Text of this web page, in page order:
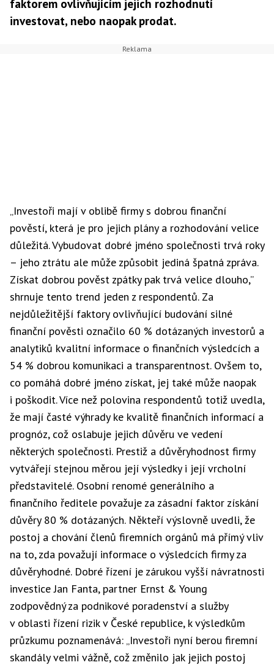
faktorem ovlivňujícím jejich rozhodnutí
investovat, nebo naopak prodat.
„Investoři mají v oblibě firmys dobrou finanční
pověstí, která je pro jejich plány a rozhodování velice
důležitá. Vybudovat dobré jméno společnosti trvá roky
– jeho ztrátu ale může způsobit jediná špatná zpráva.
Získat dobrou pověst zpátky pak trvá velice dlouho,”
shrnuje tento trend jeden z respondentů. Za
nejdůležitější faktory ovlivňující budování silné
finanční pověsti označilo 60 % dotázaných investorů a
analytiků kvalitní informace o finančních výsledcích a
54 % dobrou komunikaci a transparentnost. Ovšem to,
co pomáhá dobré jméno získat, jej také může naopak
i poškodit. Více než polovina respondentů totiž uvedla,
že mají časté výhrady ke kvalitě finančních informací a
prognóz, což oslabuje jejich důvěru ve vedení
některých společnosti. Prestiž a důvěryhodnost firmy
vytvářejí stejnou měrou její výsledky i její vrcholní
představitelé. Osobní renomé generálního a
finančního ředitele považuje za zásadní faktor získání
důvěry 80 % dotázaných. Někteří výslovně uvedli, že
postoj a chování členů firemních orgánů má přímý vliv
na to, zda považují informace o výsledcích firmy za
důvěryhodné. Dobré řízení je zárukou vyšší návratnosti
investice Jan Fanta, partner Ernst & Young
zodpovědný za podnikové poradenství a služby
v oblasti řízení rizik v České republice, k výsledkům
průzkumu poznamenává: „Investoři nyní berou firemní
skandály velmi vážně, což změnilo jak jejich postoj